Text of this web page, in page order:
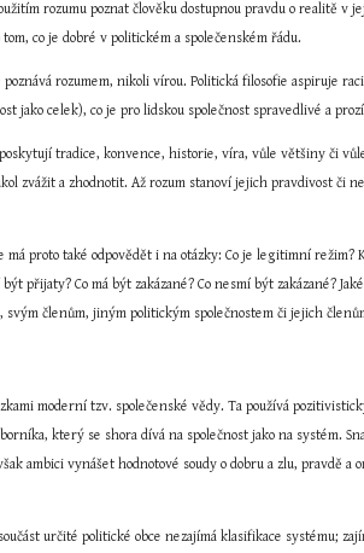
rozumu poznat člověku dostupnou pravdu o realitě v
co je dobré v politickém a společenském řádu.
rozumem, nikoli vírou. Politická filosofie aspiruje
jako celek), co je pro lidskou společnost spravedlivé a
tradice, konvence, historie, víra, vůle většiny či
zvážit a zhodnotit. Až rozum stanoví jejich pravdivost či
proto také odpovědět i na otázky: Co je legitimní režim?
přijaty? Co má být zakázané? Co nesmí být zakázané?
svým členům, jiným politickým společnostem či jejich
moderní tzv. společenské vědy. Ta používá
který se shora dívá na společnost jako na systém.
ambici vynášet hodnotové soudy o dobru a zlu, pravdě a
určité politické obce nezajímá klasifikace systému;